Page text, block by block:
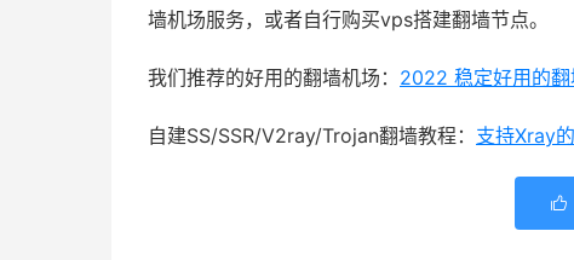
墙机场服务，或者自行购买vps搭建翻墙节点。
我们推荐的好用的翻墙机场： 2022 稳定好用的
自建SS/SSR/V2ray/Trojan翻墙教程： 支持Xray
